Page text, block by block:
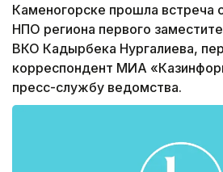
Каменогорске прошла встреча
НПО региона первого
ВКО Кадырбека Нургалиева,
корреспондент МИА
пресс-службу ведомства.